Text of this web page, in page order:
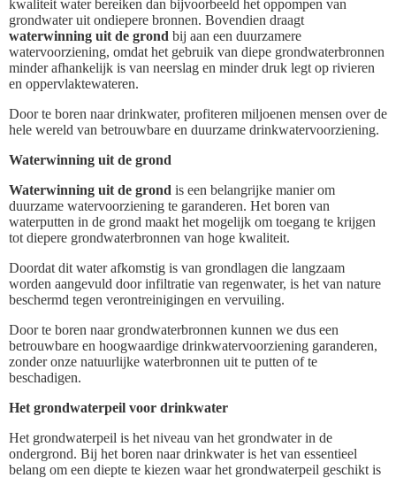
kwaliteit water bereiken dan bijvoorbeeld het oppompen van
grondwater uit ondiepere bronnen. Bovendien draagt
waterwinning uit de grond bij aan een duurzamere
watervoorziening, omdat het gebruik van diepe grondwaterbronnen
minder afhankelijk is van neerslag en minder druk legt op rivieren
en oppervlaktewateren.
Door te boren naar drinkwater, profiteren miljoenen mensen over de
hele wereld van betrouwbare en duurzame drinkwatervoorziening.
Waterwinning uit de grond
Waterwinning uit de grond is een belangrijke manier om
duurzame watervoorziening te garanderen. Het boren van
waterputten in de grond maakt het mogelijk om toegang te krijgen
tot diepere grondwaterbronnen van hoge kwaliteit.
Doordat dit water afkomstig is van grondlagen die langzaam
worden aangevuld door infiltratie van regenwater, is het van nature
beschermd tegen verontreinigingen en vervuiling.
Door te boren naar grondwaterbronnen kunnen we dus een
betrouwbare en hoogwaardige drinkwatervoorziening garanderen,
zonder onze natuurlijke waterbronnen uit te putten of te
beschadigen.
Het grondwaterpeil voor drinkwater
Het grondwaterpeil is het niveau van het grondwater in de
ondergrond. Bij het boren naar drinkwater is het van essentieel
belang om een diepte te kiezen waar het grondwaterpeil geschikt is